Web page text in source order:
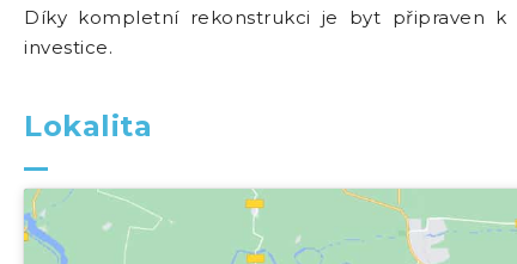
Díky kompletní rekonstrukci je byt připraven
investice.
Lokalita